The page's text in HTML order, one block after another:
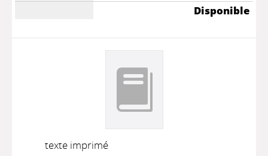
Disponible
texte imprimé